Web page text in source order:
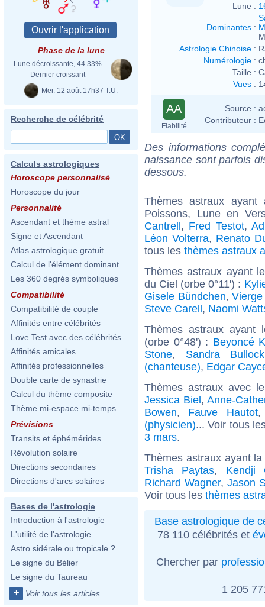
Phase de la lune
Lune décroissante, 44.33%
Dernier croissant
Mer. 12 août 17h37 T.U.
Recherche de célébrité
Calculs astrologiques
Horoscope personnalisé
Horoscope du jour
Personnalité
Ascendant et thème astral
Signe et Ascendant
Atlas astrologique gratuit
Calcul de l'élément dominant
Les 360 degrés symboliques
Compatibilité
Compatibilité de couple
Affinités entre célébrités
Love Test avec des célébrités
Affinités amicales
Affinités professionnelles
Double carte de synastrie
Calcul du thème composite
Thème mi-espace mi-temps
Prévisions
Transits et éphémérides
Révolution solaire
Directions secondaires
Directions d'arcs solaires
Bases de l'astrologie
Introduction à l'astrologie
L'utilité de l'astrologie
Astro sidérale ou tropicale ?
Le signe du Bélier
Le signe du Taureau
+ Voir tous les articles
Lune :
Dominantes :
Astrologie Chinoise :
Numérologie :
Taille :
Vues :
AA
Fiabilité
Source :
Contributeur :
Des informations
naissance sont parfois
dessous.
Thèmes astraux
Poissons, Lune en
Cantrell, Fred Testot,
Léon Volterra, Renato
tous les thèmes astraux
Thèmes astraux ayant
du Ciel (orbe 0°11') :
Gisele Bündchen,
Steve Carell, Naomi
Thèmes astraux ayant
(orbe 0°48') : Beyoncé
Stone, Sandra Bullock
(chanteuse), Edgar
Thèmes astraux avec
Jessica Biel,Anne-
Bowen, Fauve Hautot
(physicien)... Voir tous
3 mars.
Thèmes astraux ayant
Trisha Paytas, Kendji
Richard Wagner, Jason
Voir tous les thèmes
Base astrologique de
78 110 célébrités et
Chercher par
1 205